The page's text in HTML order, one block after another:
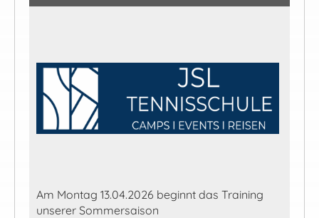
Am Montag 13.04.2026 beginnt das Training
unserer Sommersaison